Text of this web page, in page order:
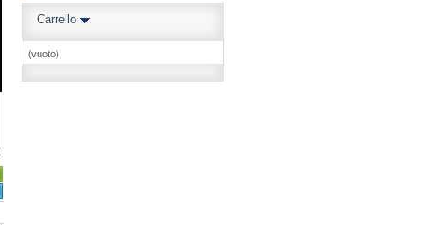
Carrello
(vuoto)